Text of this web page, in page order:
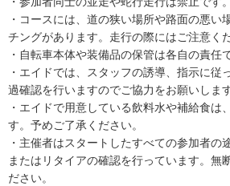
・コースには、道の狭い場所や路面の悪い
チングがあります。走行の際にはご注意く
・自転車本体や装備品の保管は各自の責任
・エイドでは、スタッフの誘導、指示に従
過確認を行いますのでご協力をお願いします
・エイドで用意している飲料水や補給食は
す。予めご了承ください。
・主催者はスタートしたすべての参加者の
またはリタイアの確認を行っています。無
ださい。